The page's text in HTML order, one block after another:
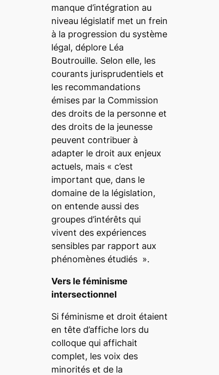
manque d’intégration au
niveau législatif met un frein
à la progression du système
légal, déplore Léa
Boutrouille. Selon elle, les
courants jurisprudentiels et
les recommandations
émises par la Commission
des droits de la personne et
des droits de la jeunesse
peuvent contribuer à
adapter le droit aux enjeux
actuels, mais « c’est
important que, dans le
domaine de la législation,
on entende aussi des
groupes d’intérêts qui
vivent des expériences
sensibles par rapport aux
phénomènes étudiés ».
Vers le féminisme
intersectionnel
Si féminisme et droit étaient
en tête d’affiche lors du
colloque qui affichait
complet, les voix des
minorités et de la